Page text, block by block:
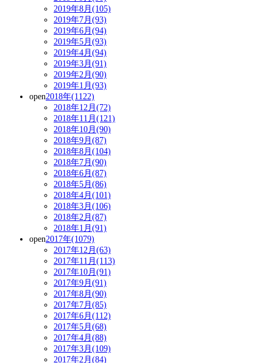
2019年8月(105)
2019年7月(93)
2019年6月(94)
2019年5月(93)
2019年4月(94)
2019年3月(91)
2019年2月(90)
2019年1月(93)
open2018年(1122)
2018年12月(72)
2018年11月(121)
2018年10月(90)
2018年9月(87)
2018年8月(104)
2018年7月(90)
2018年6月(87)
2018年5月(86)
2018年4月(101)
2018年3月(106)
2018年2月(87)
2018年1月(91)
open2017年(1079)
2017年12月(63)
2017年11月(113)
2017年10月(91)
2017年9月(91)
2017年8月(90)
2017年7月(85)
2017年6月(112)
2017年5月(68)
2017年4月(88)
2017年3月(109)
2017年2月(84)